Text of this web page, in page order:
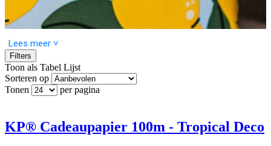
Lees meer ˅
Filters
Toon als Tabel Lijst
Sorteren op
Tonen
per pagina
KP® Cadeaupapier 100m - Tropical Deco